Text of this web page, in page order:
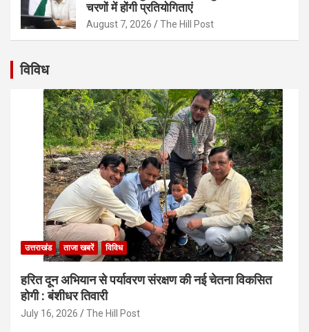
चरणों में होंगी प्रतियोगिताएं
August 7, 2026 The Hill Post
विविध
उत्तराखंड ताजा खबरें विविध
हरित दून अभियान से पर्यावरण संरक्षण की नई चेतना विकसित
होगी : बंशीधर तिवारी
July 16, 2026 The Hill Post